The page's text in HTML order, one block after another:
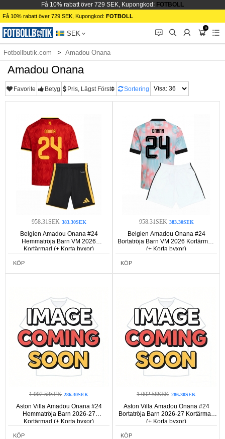
Få 10% rabatt över 729 SEK, Kupongkod: FOTBOLL
Få 10% rabatt över 729 SEK, Kupongkod: FOTBOLL
SEK 󰂱 󰂨 󰃳
0
󰃦 󰃖
Fotbollbutik.com Amadou Onana
Amadou Onana
Favorite Betyg Pris, Lägst Först Sortering
958.31SEK 383.30SEK
Belgien Amadou Onana #24
Hemmatröja Barn VM 2026
Kortärmad (+ Korta byxor)
KÖP
958.31SEK 383.30SEK
Belgien Amadou Onana #24
Bortatröja Barn VM 2026 Kortärmad
(+ Korta byxor)
KÖP
1 002.58SEK 286.30SEK
Aston Villa Amadou Onana #24
Hemmatröja Barn 2026-27
Kortärmad (+ Korta byxor)
KÖP
1 002.58SEK 286.30SEK
Aston Villa Amadou Onana #24
Bortatröja Barn 2026-27 Kortärmad
(+ Korta byxor)
KÖP